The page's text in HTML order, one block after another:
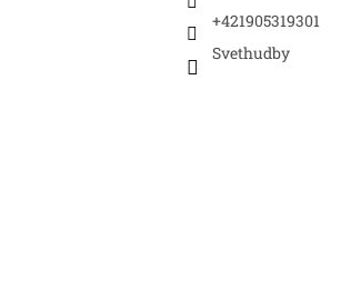
+421905319301
Svethudby